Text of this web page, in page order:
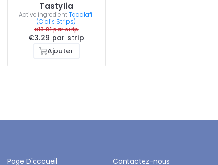
Tastylia
Active ingredientTadalafil
(Cialis Strips)
€13.81 par strip
€3.29 par strip
Ajouter
Page D'accueil
Contactez-nous